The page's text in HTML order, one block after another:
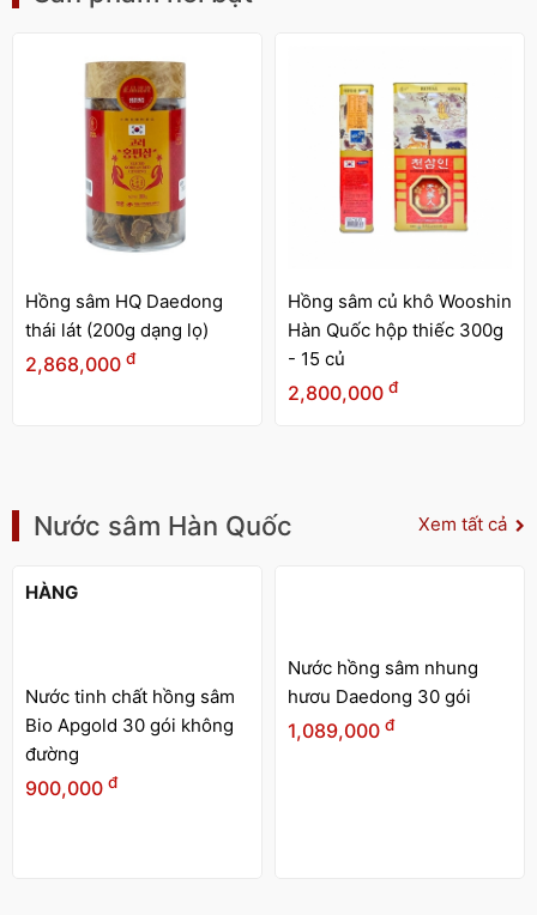
Hồng sâm HQ Daedong
thái lát (200g dạng lọ)
2,868,000 đ
Hồng sâm củ khô Wooshin
Hàn Quốc hộp thiếc 300g
- 15 củ
2,800,000 đ
Nước sâm Hàn Quốc
Xem tất cả
HÀNG
Nước tinh chất hồng sâm
Bio Apgold 30 gói không
đường
900,000 đ
Nước hồng sâm nhung
hươu Daedong 30 gói
1,089,000 đ